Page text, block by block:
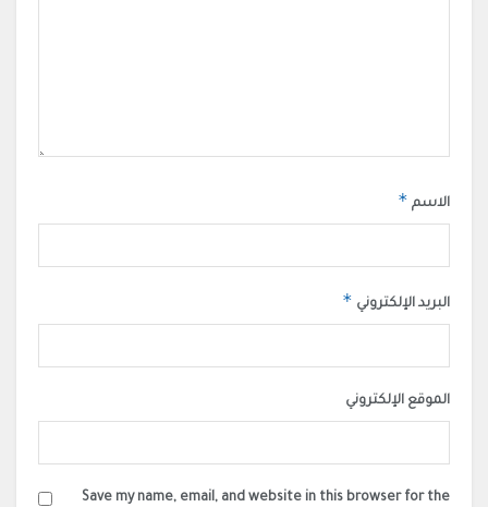
الاسم *
البريد الإلكتروني *
الموقع الإلكتروني
Save my name, email, and website in this browser for the